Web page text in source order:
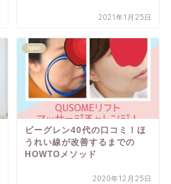
2021年1月25日
bglen
ビーグレン40代の口コミ！ほ
うれい線が改善するまでの
HOWTOメソッド
2020年12月25日